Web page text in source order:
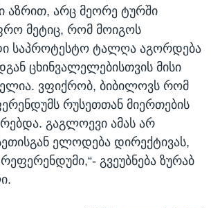
აზრით, არც მეორე ტურში
მეტიც, რომ მოიგოს
საპროტესტო ტალღა აგორდება
ცხინვალელებისთვის მისი
ვფიქრობ, ბიბილოვს რომ
რუსეთთან მიერთების
გაგლოევი ამას არ
ელოდება დირექტივას,
გვეუბნება ზურაბ